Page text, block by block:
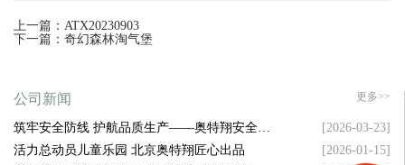
上一篇：ATX20230903
下一篇：奇幻森林淘气堡
公司新闻 更多>>
筑牢安全防线 护航品质生产——奥特翔安全生
产大会顺利召开
[2026-03-23]
活力总动员儿童乐园 北京奥特翔匠心出品
[2026-01-15]